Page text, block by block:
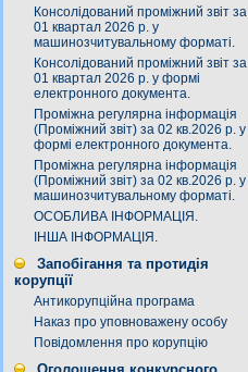
Консолідований проміжний звіт за
01 квартал 2026 р. у
машинозчитувальному форматі.
Консолідований проміжний звіт за
01 квартал 2026 р. у формі
електронного документа.
Проміжна регулярна інформація
(Проміжний звіт) за 02 кв.2026 р. у
формі електронного документа.
Проміжна регулярна інформація
(Проміжний звіт) за 02 кв.2026 р. у
машинозчитувальному форматі.
ОСОБЛИВА ІНФОРМАЦІЯ.
ІНША ІНФОРМАЦІЯ.
Запобігання та протидія
корупції
Антикорупційна програма
Наказ про уповноважену особу
Повідомлення про корупцію